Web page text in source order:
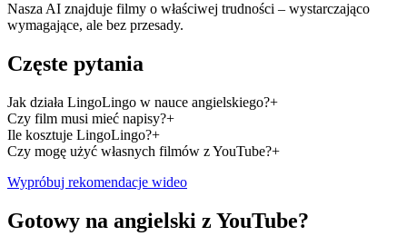
Nasza AI znajduje filmy o właściwej trudności – wystarczająco
wymagające, ale bez przesady.
Częste pytania
Jak działa LingoLingo w nauce angielskiego?+
Czy film musi mieć napisy?+
Ile kosztuje LingoLingo?+
Czy mogę użyć własnych filmów z YouTube?+
Wypróbuj rekomendacje wideo
Gotowy na angielski z YouTube?